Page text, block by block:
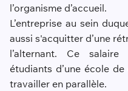
l’organisme d’accueil.
L’entreprise au sein
aussi s'acquitter d’une
l’alternant. Ce
étudiants d’une école
travailler en parallèle.